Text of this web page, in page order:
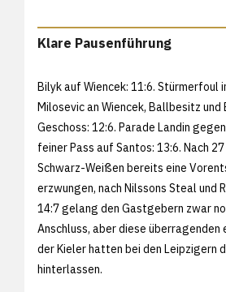
Klare Pausenführung
Bilyk auf Wiencek: 11:6. Stürmerfoul
Milosevic an Wiencek, Ballbesitz
Geschoss: 12:6. Parade Landin
feiner Pass auf Santos: 13:6. Nach
Schwarz-Weißen bereits eine
erzwungen, nach Nilssons Steal und
14:7 gelang den Gastgebern zwar
Anschluss, aber diese überragenden
der Kieler hatten bei den Leipzigern
hinterlassen.